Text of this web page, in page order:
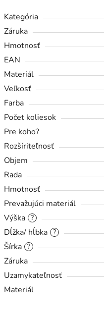
Kategória
Záruka
Hmotnosť
EAN
Materiál
Veľkosť
Farba
Počet koliesok
Pre koho?
Rozšíriteľnosť
Objem
Rada
Hmotnosť
Prevažujúci materiál
?
Výška
?
Dĺžka/ hĺbka
?
Šírka
Záruka
Uzamykateľnosť
Materiál